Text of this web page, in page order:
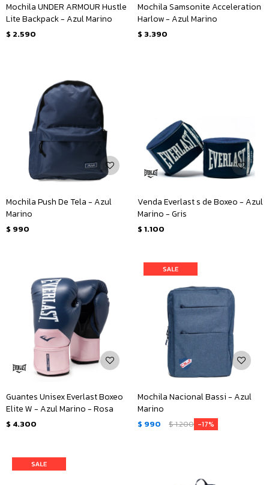
Mochila UNDER ARMOUR Hustle
Lite Backpack - Azul Marino
$ 2.590
Mochila Samsonite Acceleration
Harlow - Azul Marino
$ 3.390
Mochila Push De Tela - Azul
Marino
$ 990
Venda Everlast s de Boxeo - Azul
Marino - Gris
$ 1.100
Guantes Unisex Everlast Boxeo
Elite W - Azul Marino - Rosa
$ 4.300
Mochila Nacional Bassi - Azul
Marino
$ 990 $1.200 17